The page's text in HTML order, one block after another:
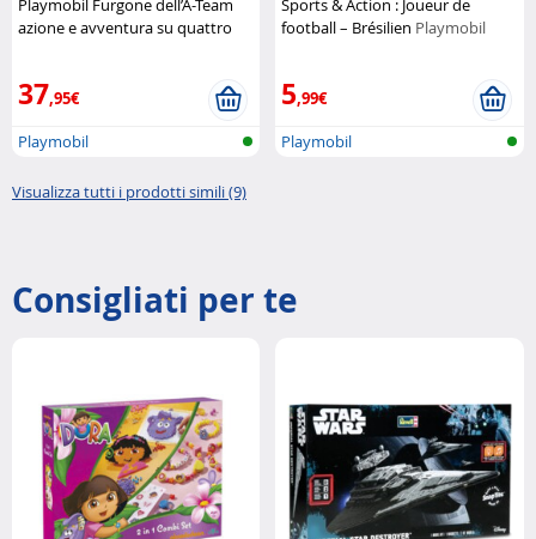
Playmobil Furgone dell’A-Team
azione e avventura su quattro
37,95€
Playmobil
Sports & Action : Joueur de
football – Brésilien Playmobil
5,99€
Playmobil
Visualizza tutti i prodotti simili (9)
Consigliati per te